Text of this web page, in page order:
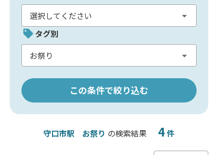
タグ別
この条件で絞り込む
守口市駅 お祭り の検索結果 4件